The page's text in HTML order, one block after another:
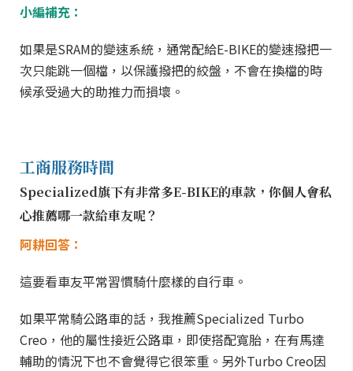
小編補充：
如果是SRAM的變速系統，通常配給E-BIKE的變速撥把一
次只能跳一個檔，以保護撥把的絞盤，不會在換檔的時
候承受過大的助推力而損壞。
工商服務時間
Specialized旗下有非常多E-BIKE的車款，你個人會私
心推薦哪一款給車友呢？
阿耕回答：
這要看車友平常習慣騎什麼樣的自行車。
如果平常騎公路車的話，我推薦Specialized Turbo
Creo，他的屬性接近公路車，即使搭配寬胎，在有馬達
輔助的情況下也不會覺得它很笨重。另外Turbo Creo因